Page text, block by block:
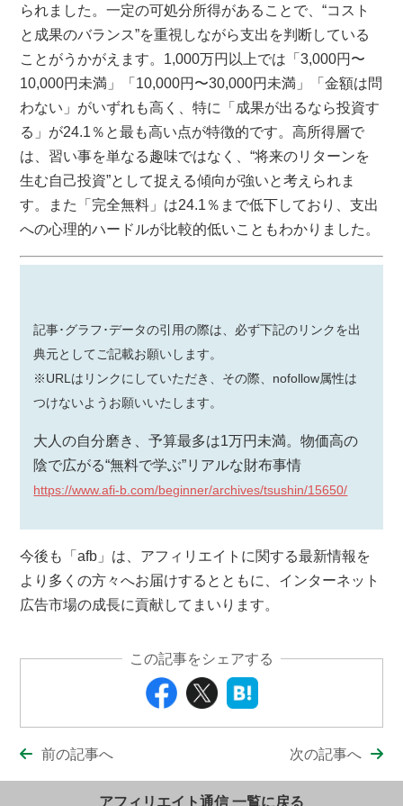
られました。一定の可処分所得があることで、“コスト
と成果のバランス”を重視しながら支出を判断している
ことがうかがえます。1,000万円以上では「3,000円〜
10,000円未満」「10,000円〜30,000円未満」「金額は問
わない」がいずれも高く、特に「成果が出るなら投資す
る」が24.1％と最も高い点が特徴的です。高所得層で
は、習い事を単なる趣味ではなく、“将来のリターンを
生む自己投資”として捉える傾向が強いと考えられま
す。また「完全無料」は24.1％まで低下しており、支出
への心理的ハードルが比較的低いこともわかりました。
記事･グラフ･データの引用の際は、必ず下記のリンクを出
典元としてご記載お願いします。
※URLはリンクにしていただき、その際、nofollow属性は
つけないようお願いいたします。
大人の自分磨き、予算最多は1万円未満。物価高の
陰で広がる“無料で学ぶ”リアルな財布事情
https://www.afi-b.com/beginner/archives/tsushin/15650/
今後も「afb」は、アフィリエイトに関する最新情報を
より多くの方々へお届けするとともに、インターネット
広告市場の成長に貢献してまいります。
この記事をシェアする
前の記事へ 次の記事へ
アフィリエイト通信 一覧に戻る